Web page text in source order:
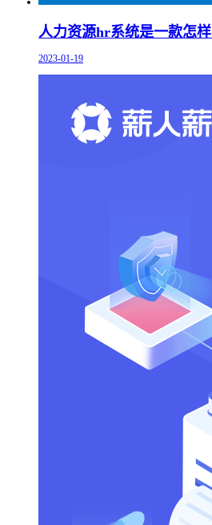
人力资源hr系统是一款怎样
2023-01-19